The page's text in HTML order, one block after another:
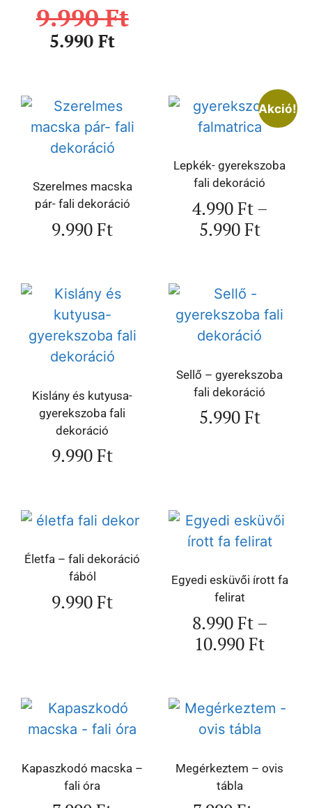
9.990Ft
5.990Ft
Szerelmes macska
pár- fali dekoráció
9.990Ft
Akció!
Lepkék- gyerekszoba
fali dekoráció
4.990Ft–
5.990Ft
Kislány és kutyusa-
gyerekszoba fali
dekoráció
9.990Ft
Sellő – gyerekszoba
fali dekoráció
5.990Ft
Életfa – fali dekoráció
fából
9.990Ft
Egyedi esküvői írott fa
felirat
8.990Ft–
10.990Ft
Kapaszkodó macska –
fali óra
Megérkeztem – ovis
tábla